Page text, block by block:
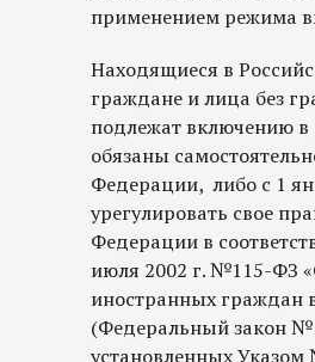
применением режима
Находящиеся в
граждане и лица без
подлежат включению в
обязаны
Федерации, либо с 1
урегулировать свое
Федерации в
июля 2002 г. №115-ФЗ
иностранных граждан
(Федеральный закон
установленных Указом